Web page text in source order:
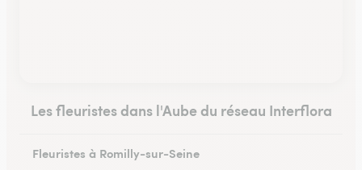
Les fleuristes dans l'Aube du réseau Interflora
Fleuristes à Romilly-sur-Seine